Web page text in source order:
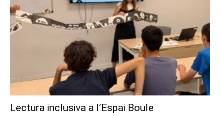
Lectura inclusiva a l’Espai Boule